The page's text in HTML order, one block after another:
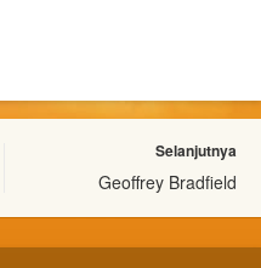
Selanjutnya
Geoffrey Bradfield